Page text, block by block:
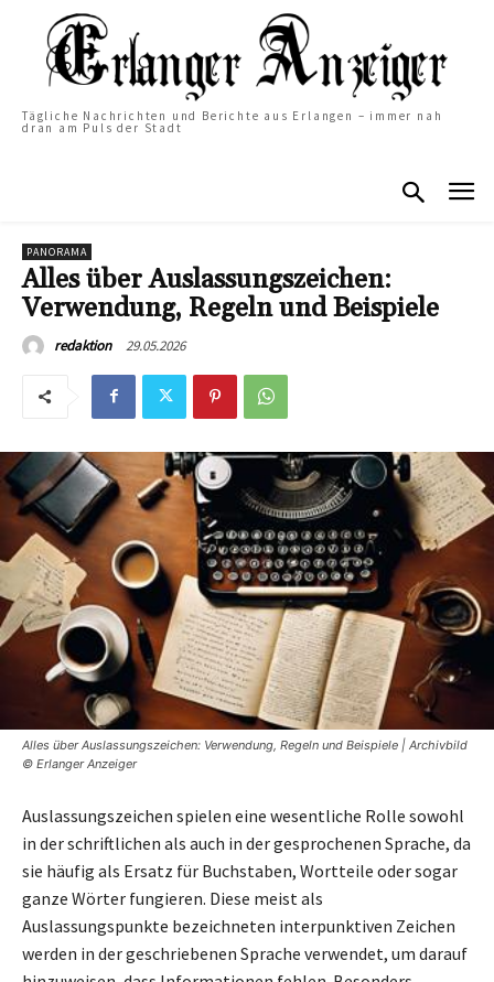
Tägliche Nachrichten und Berichte aus Erlangen – immer nah
dran am Puls der Stadt
PANORAMA
Alles über Auslassungszeichen:
Verwendung, Regeln und Beispiele
redaktion 29.05.2026
Alles über Auslassungszeichen: Verwendung, Regeln und Beispiele | Archivbild
© Erlanger Anzeiger
Auslassungszeichen spielen eine wesentliche Rolle sowohl
in der schriftlichen als auch in der gesprochenen Sprache, da
sie häufig als Ersatz für Buchstaben, Wortteile oder sogar
ganze Wörter fungieren. Diese meist als
Auslassungspunkte bezeichneten interpunktiven Zeichen
werden in der geschriebenen Sprache verwendet, um darauf